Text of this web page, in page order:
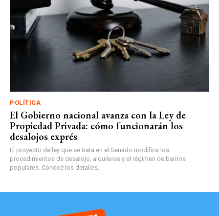
POLÍTICA
El Gobierno nacional avanza con la Ley de
Propiedad Privada: cómo funcionarán los
desalojos exprés
El proyecto de ley que se trata en el Senado modifica los
procedimientos de desalojo, alquileres y el régimen de barrios
populares. Conocé los detalles.